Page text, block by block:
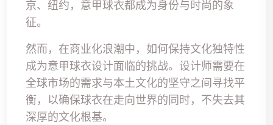
京、纽约，意甲球衣都成为身份与时尚的象
征。
然而，在商业化浪潮中，如何保持文化独特性
成为意甲球衣设计面临的挑战。设计师需要在
全球市场的需求与本土文化的坚守之间寻找平
衡，以确保球衣在走向世界的同时，不失去其
深厚的文化根基。